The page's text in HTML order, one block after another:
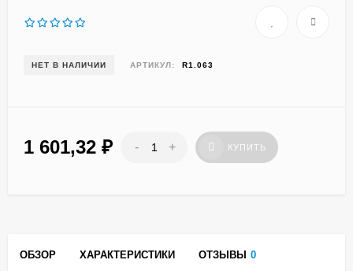
НЕТ В НАЛИЧИИ АРТИКУЛ: R1.063
1 601,32 ₽ - + КУПИТЬ
ОБЗОР ХАРАКТЕРИСТИКИ ОТЗЫВЫ 0